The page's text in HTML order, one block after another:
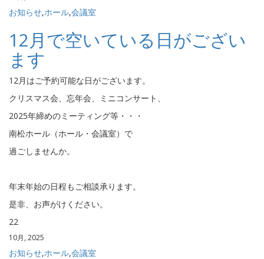
お知らせ,ホール,会議室
12月で空いている日がござい
ます
12月はご予約可能な日がございます。
クリスマス会、忘年会、ミニコンサート、
2025年締めのミーティング等・・・
南松ホール（ホール・会議室）で
過ごしませんか。
年末年始の日程もご相談承ります。
是非、お声がけください。
22
10月, 2025
お知らせ,ホール,会議室